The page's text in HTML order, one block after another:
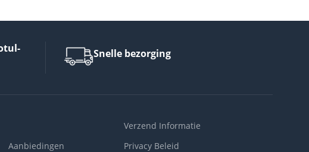
Snelle bezorging
Aanbiedingen
Verzend Informatie
Privacy Beleid